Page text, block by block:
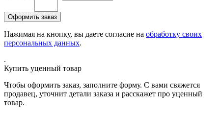
Нажимая на кнопку, вы даете согласие на обработку своих
персональных данных.
.
Купить уценный товар
Чтобы оформить заказ, заполните форму. С вами свяжется
продавец, уточнит детали заказа и расскажет про уценный
товар.